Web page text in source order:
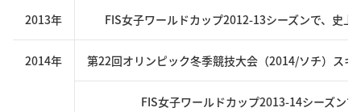
2013年 FIS女子ワールドカップ2012-13シーズンで、史
2014年 第22回オリンピック冬季競技大会（2014/ソチ）ス
FIS女子ワールドカップ2013-14シーズン